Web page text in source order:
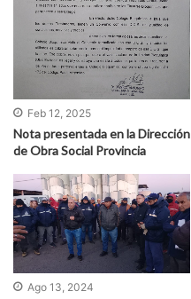
Feb 12, 2025
Nota presentada en la Dirección
de Obra Social Provincia
Ago 13, 2024